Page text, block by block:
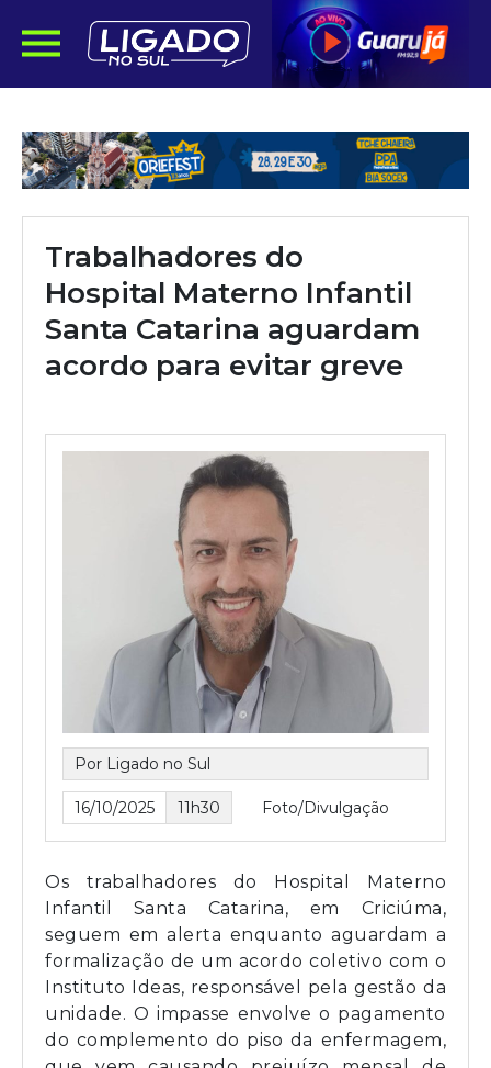
Trabalhadores do
Hospital Materno Infantil
Santa Catarina aguardam
acordo para evitar greve
Por Ligado no Sul
16/10/2025 11h30 Foto/Divulgação
Os trabalhadores do Hospital Materno
Infantil Santa Catarina, em Criciúma,
seguem em alerta enquanto aguardam a
formalização de um acordo coletivo com o
Instituto Ideas, responsável pela gestão da
unidade. O impasse envolve o pagamento
do complemento do piso da enfermagem,